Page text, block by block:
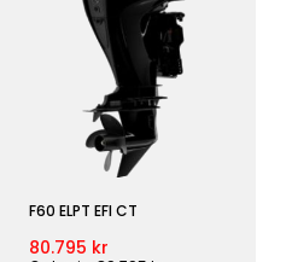
F60 ELPT EFI CT
80.795 kr